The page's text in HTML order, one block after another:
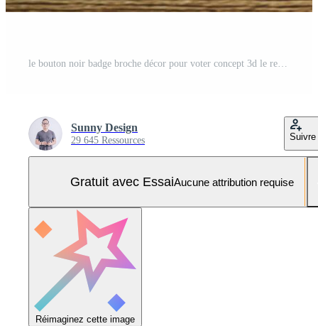
le bouton noir badge broche décor pour voter concept 3d le rendu Photo Pro
Sunny Design
29 645 Ressources Suivre
Gratuit avec EssaiAucune attribution requise
Réimaginez cette image